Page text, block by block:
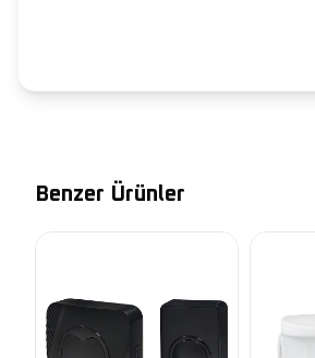
Benzer Ürünler